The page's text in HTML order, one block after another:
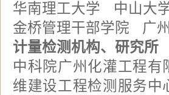
华南理工大学 中山大
金桥管理干部学院 广
计量检测机构、研究所
中科院广州化灌工程
维建设工程检测服务